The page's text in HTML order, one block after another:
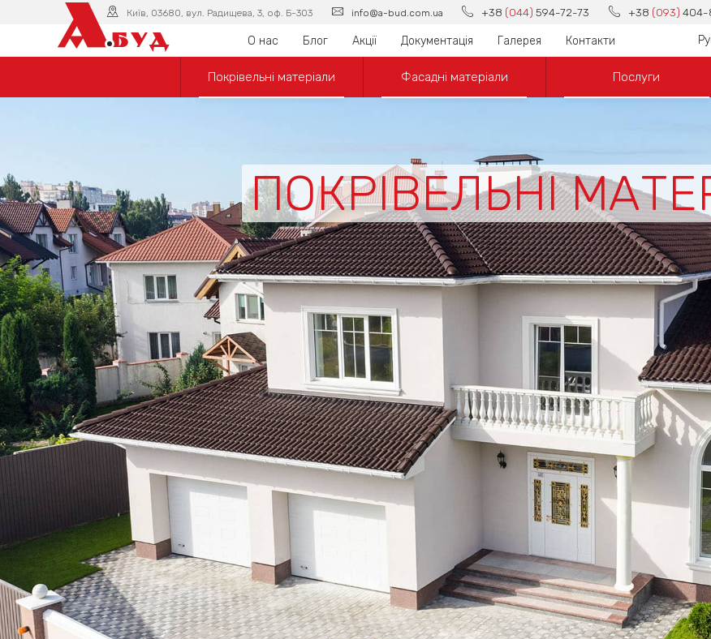
Київ, 03680, вул. Радищева, 3, оф. Б-303 info@a-bud.com.ua +38 (044) 594-72-73 +38 (093) 404-
АБУД О нас Блог Акції Документація Галерея Контакти
Покрівельні матеріали Фасадні матеріали Послуги
ПОКРІВЕЛЬНІ